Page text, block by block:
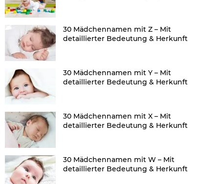
30 Mädchennamen mit Z – Mit
detaillierter Bedeutung & Herkunft
30 Mädchennamen mit Y – Mit
detaillierter Bedeutung & Herkunft
30 Mädchennamen mit X – Mit
detaillierter Bedeutung & Herkunft
30 Mädchennamen mit W – Mit
detaillierter Bedeutung & Herkunft